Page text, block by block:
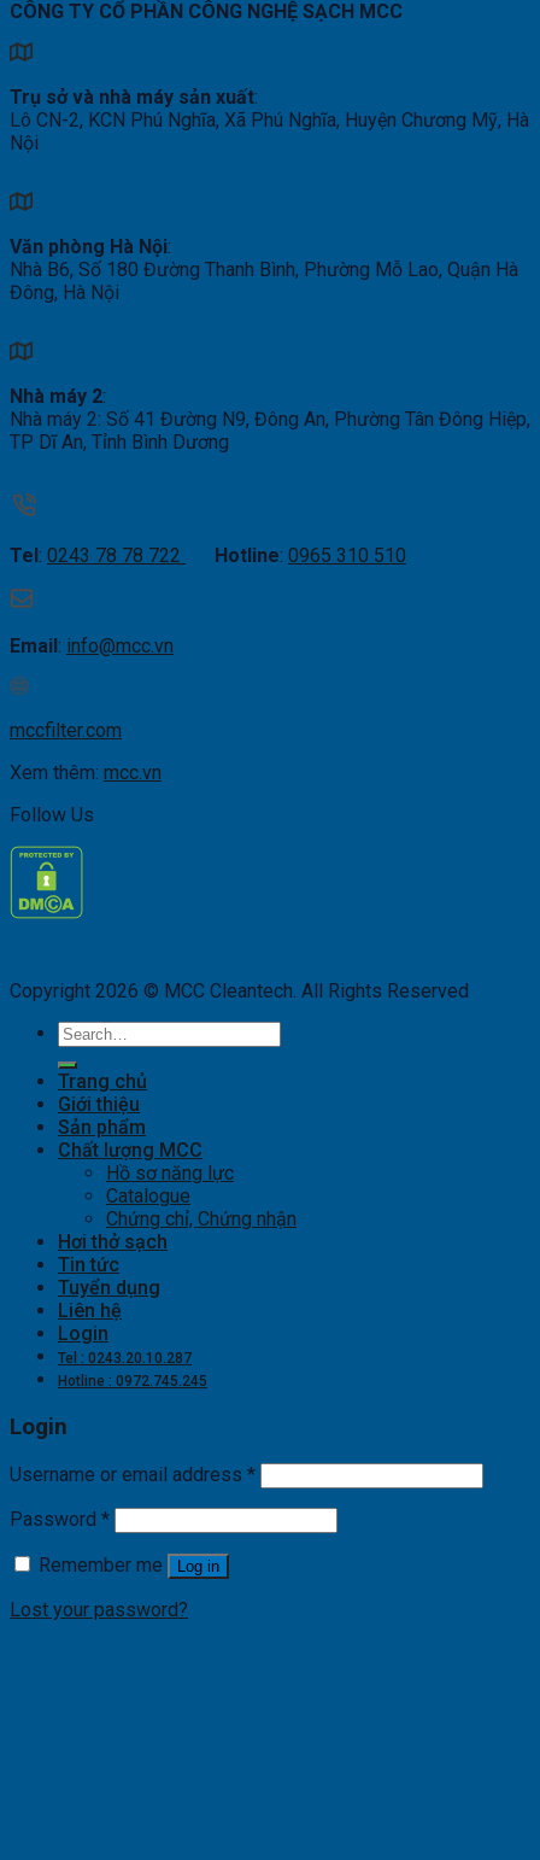
CÔNG TY CỔ PHẦN CÔNG NGHỆ SẠCH MCC
Trụ sở và nhà máy sản xuất:
Lô CN-2, KCN Phú Nghĩa, Xã Phú Nghĩa, Huyện Chương Mỹ, Hà
Nội
Văn phòng Hà Nội:
Nhà B6, Số 180 Đường Thanh Bình, Phường Mỗ Lao, Quận Hà
Đông, Hà Nội
Nhà máy 2:
Nhà máy 2: Số 41 Đường N9, Đông An, Phường Tân Đông Hiệp,
TP Dĩ An, Tỉnh Bình Dương
Tel : 0243 78 78 722 Hotline: 0965 310 510
Email : info@mcc.vn
mccfilter.com
Xem thêm: mcc.vn
Follow Us
Copyright 2026 © MCC Cleantech. All Rights Reserved
Search
Trang chủ
Giới thiệu
Sản phẩm
Chất lượng MCC
Hồ sơ năng lực
Catalogue
Chứng chỉ, Chứng nhận
Hơi thở sạch
Tin tức
Tuyển dụng
Liên hệ
Login
Tel : 0243.20.10.287
Hotline : 0972.745.245
Login
Username or email address *
Password *
Remember me
Log in
Lost your password?